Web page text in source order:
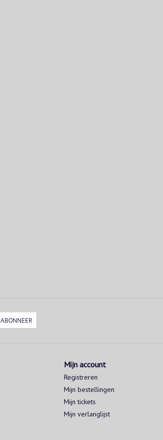
ABONNEER
Mijn account
Registreren
Mijn bestellingen
Mijn tickets
Mijn verlanglijst